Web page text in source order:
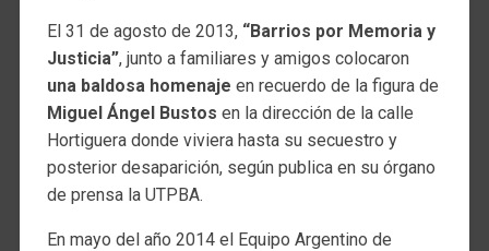
El 31 de agosto de 2013, “Barrios por Memoria y
Justicia”, junto a familiares y amigos colocaron
una baldosa homenaje en recuerdo de la figura de
Miguel Ángel Bustos en la dirección de la calle
Hortiguera donde viviera hasta su secuestro y
posterior desaparición, según publica en su órgano
de prensa la UTPBA.
En mayo del año 2014 el Equipo Argentino de